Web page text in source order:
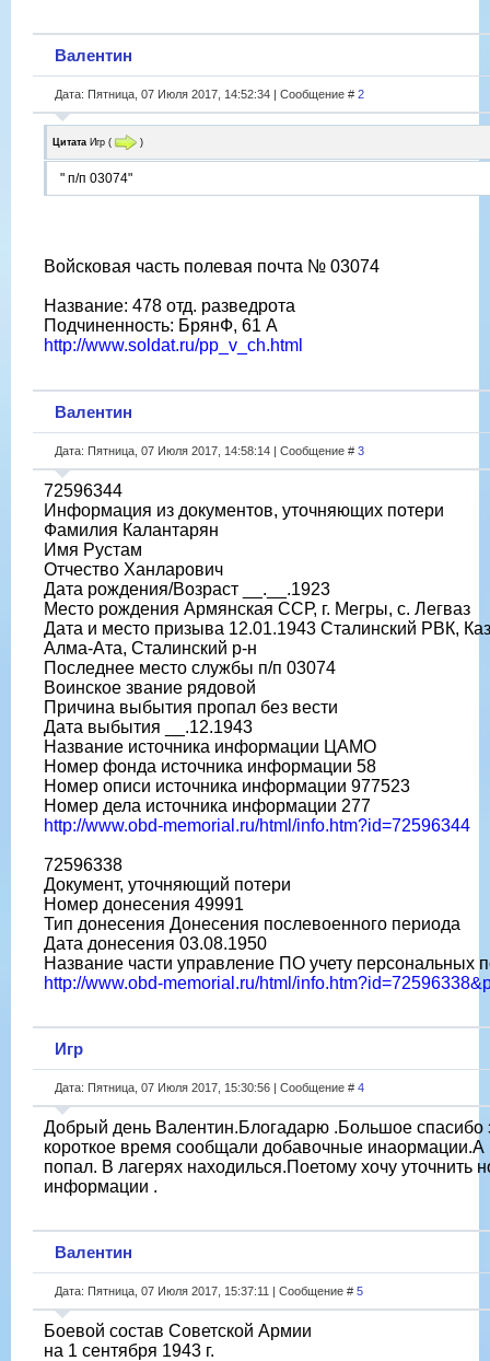
Валентин
Дата: Пятница, 07 Июля 2017, 14:52:34 | Сообщение # 2
Цитата Игр ( )
" п/п 03074"
Войсковая часть полевая почта № 03074
Название: 478 отд. разведрота
Подчиненность: БрянФ, 61 А
http://www.soldat.ru/pp_v_ch.html
Валентин
Дата: Пятница, 07 Июля 2017, 14:58:14 | Сообщение # 3
72596344
Информация из документов, уточняющих потери
Фамилия Калантарян
Имя Рустам
Отчество Ханларович
Дата рождения/Возраст __.__.1923
Место рождения Армянская ССР, г. Мегры, с. Легваз
Дата и место призыва 12.01.1943 Сталинский РВК,
Алма-Ата, Сталинский р-н
Последнее место службы п/п 03074
Воинское звание рядовой
Причина выбытия пропал без вести
Дата выбытия __.12.1943
Название источника информации ЦАМО
Номер фонда источника информации 58
Номер описи источника информации 977523
Номер дела источника информации 277
http://www.obd-memorial.ru/html/info.htm?id=72596344
72596338
Документ, уточняющий потери
Номер донесения 49991
Тип донесения Донесения послевоенного периода
Дата донесения 03.08.1950
Название части управление ПО учету персональных
http://www.obd-memorial.ru/html/
Игр
Дата: Пятница, 07 Июля 2017, 15:30:56 | Сообщение # 4
Добрый день Валентин.Блогадарю .Большое спасибо
короткое время сообщали добавочные
попал. В лагерях находилься.Поетому хочу уточнить
информации .
Валентин
Дата: Пятница, 07 Июля 2017, 15:37:11 | Сообщение # 5
Боевой состав Советской Армии
на 1 сентября 1943 г.